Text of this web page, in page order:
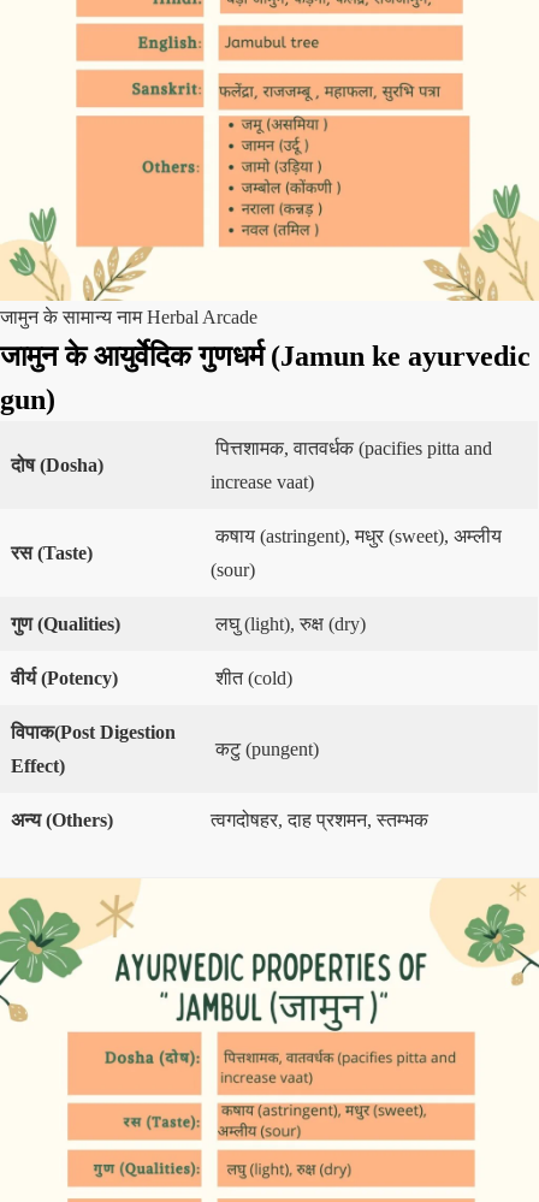
जामुन के सामान्य नाम Herbal Arcade
जामुन के आयुर्वेदिक गुणधर्म (Jamun ke ayurvedic
gun)
दोष(Dosha)
पित्तशामक, वातवर्धक (pacifies pitta and
increase vaat)
रस(Taste)
कषाय (astringent), मधुर (sweet), अम्लीय
(sour)
गुण(Qualities) लघु (light), रुक्ष (dry)
वीर्य(Potency) शीत (cold)
विपाक(Post Digestion
Effect)
कटु (pungent)
अन्य(Others) त्वगदोषहर, दाह प्रशमन, स्तम्भक